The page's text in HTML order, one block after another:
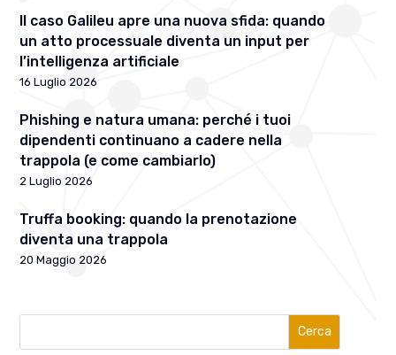
Il caso Galileu apre una nuova sfida: quando
un atto processuale diventa un input per
l’intelligenza artificiale
16 Luglio 2026
Phishing e natura umana: perché i tuoi
dipendenti continuano a cadere nella
trappola (e come cambiarlo)
2 Luglio 2026
Truffa booking: quando la prenotazione
diventa una trappola
20 Maggio 2026
Cerca